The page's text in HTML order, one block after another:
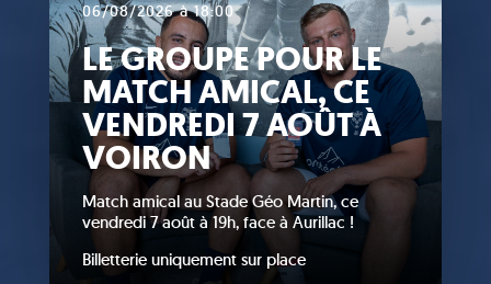
06/08/2026 à 18:00
LE GROUPE POUR LE
MATCH AMICAL, CE
VENDREDI 7 AOÛT À
VOIRON
Match amical au Stade Géo Martin, ce
vendredi 7 août à 19h, face à Aurillac !
Billetterie uniquement sur place